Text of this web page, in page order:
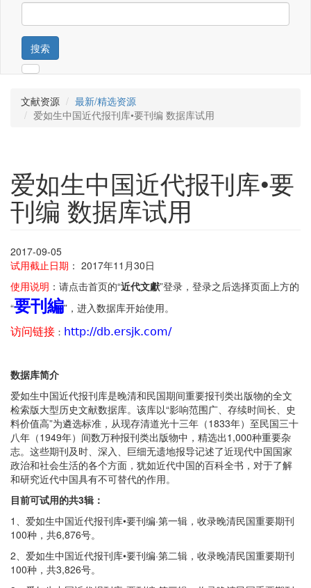
搜索
文献资源
最新/精选资源
爱如生中国近代报刊库•要刊编 数据库试用
爱如生中国近代报刊库•要
刊编 数据库试用
2017-09-05
试用截止日期 ： 2017年11月30日
使用说明 ：请点击首页的“近代文獻”登录，登录之后选择页面上方的
“要刊編”，进入数据库开始使用。
访问链接 ： http://db.ersjk.com/
数据库简介
爱如生中国近代报刊库是晚清和民国期间重要报刊类出版物的全文
检索版大型历史文献数据库。该库以“影响范围广、存续时间长、史
料价值高”为遴选标准，从现存清道光十三年（1833年）至民国三十
八年（1949年）间数万种报刊类出版物中，精选出1,000种重要杂
志。这些期刊及时、深入、巨细无遗地报导记述了近现代中国国家
政治和社会生活的各个方面，犹如近代中国的百科全书，对于了解
和研究近代中国具有不可替代的作用。
目前可试用的共3辑：
1、爱如生中国近代报刊库•要刊编·第一辑，收录晚清民国重要期刊
100种，共6,876号。
2、爱如生中国近代报刊库•要刊编·第二辑，收录晚清民国重要期刊
100种，共3,826号。